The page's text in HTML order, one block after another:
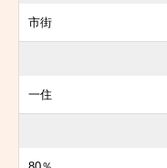
市街
一住